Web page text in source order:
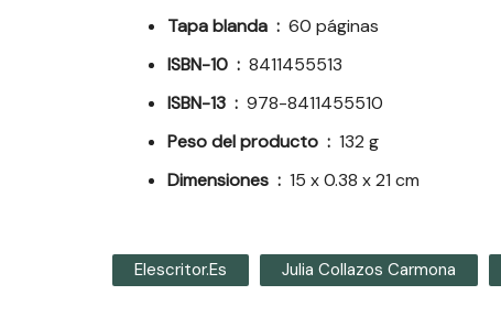
Tapa blanda ‏ : ‎ 60 páginas
ISBN-10 ‏ : ‎ 8411455513
ISBN-13 ‏ : ‎ 978-8411455510
Peso del producto ‏ : ‎ 132 g
Dimensiones ‏ : ‎ 15 x 0.38 x 21 cm
Elescritor.es Julia Collazos Carmona